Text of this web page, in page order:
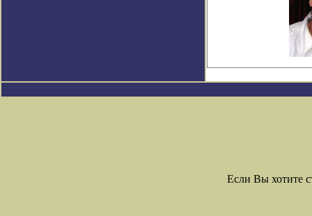
Если Вы хотите